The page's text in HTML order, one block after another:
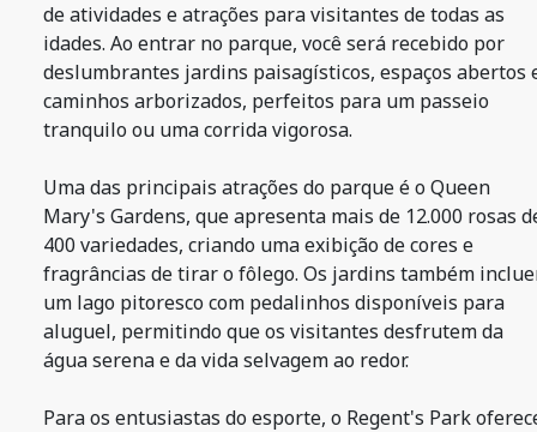
de atividades e atrações para visitantes de todas as
idades. Ao entrar no parque, você será recebido por
deslumbrantes jardins paisagísticos, espaços abertos
caminhos arborizados, perfeitos para um passeio
tranquilo ou uma corrida vigorosa.
Uma das principais atrações do parque é o Queen
Mary's Gardens, que apresenta mais de 12.000 rosas
400 variedades, criando uma exibição de cores e
fragrâncias de tirar o fôlego. Os jardins também
um lago pitoresco com pedalinhos disponíveis para
aluguel, permitindo que os visitantes desfrutem da
água serena e da vida selvagem ao redor.
Para os entusiastas do esporte, o Regent's Park